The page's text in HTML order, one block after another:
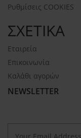
Ρυθμίσεις COOKIES
ΣΧΕΤΙΚΑ
Εταιρεία
Επικοινωνία
Καλάθι αγορών
NEWSLETTER